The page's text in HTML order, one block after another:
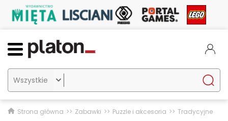

Strona główna Zabawki Puzzle i akcesoria Tradycyjne